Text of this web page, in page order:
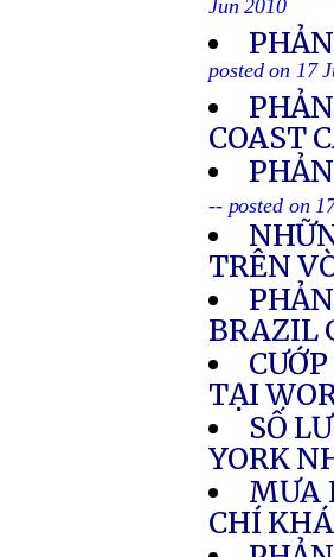
Jun 2010
posted on 17
COAST
-- posted on
TRÊN
BRAZIL
TẠI
SỐ
YORK
MƯA
CHÍ